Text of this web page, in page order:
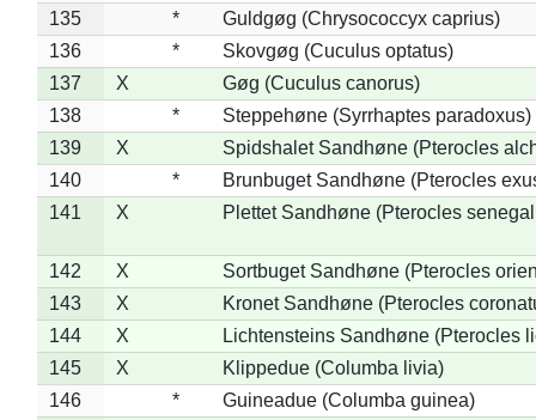
135
*
Guldgøg (Chrysococcyx caprius)
136
*
Skovgøg (Cuculus optatus)
137
X
Gøg (Cuculus canorus)
138
*
Steppehøne (Syrrhaptes paradoxus)
139
X
Spidshalet Sandhøne (Pterocles
140
*
Brunbuget Sandhøne (Pterocles
141
X Plettet Sandhøne (Pterocles
142 X
Sortbuget Sandhøne (Pterocles
143
X
Kronet Sandhøne (Pterocles
144
X
Lichtensteins Sandhøne (Pterocles
145
X
Klippedue (Columba livia)
146
*
Guineadue (Columba guinea)